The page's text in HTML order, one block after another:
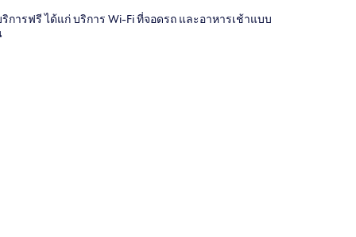
ารฟรี ได้แก่ บริการ Wi-Fi ที่จอดรถ และอาหารเช้าแบบ